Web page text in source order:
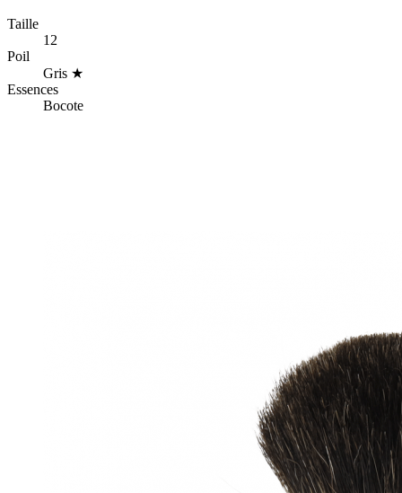
Taille
12
Poil
Gris ★
Essences
Bocote